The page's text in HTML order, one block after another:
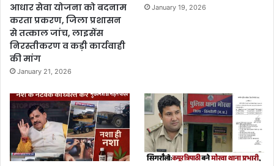
आधार सेवा योजना को बदनाम
करता प्रकरण, जिला प्रशासन
से तत्काल जांच, लाइसेंस
निरस्तीकरण व कड़ी कार्यवाही
की मांग
January 21, 2026
January 19, 2026